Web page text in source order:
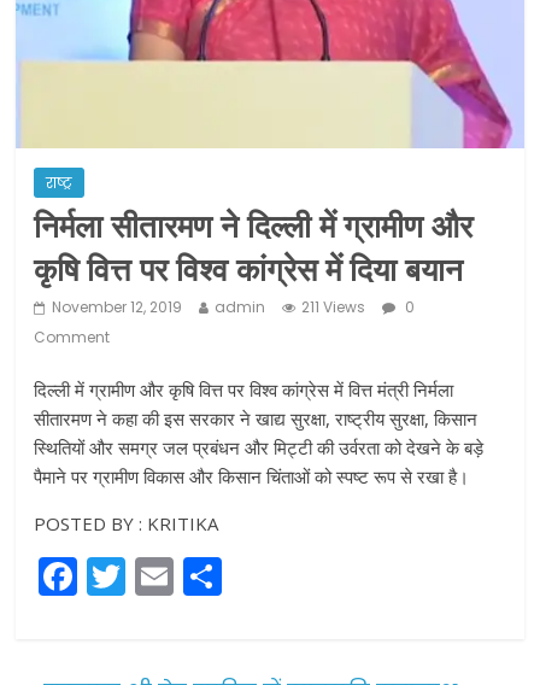
राष्ट्र
निर्मला सीतारमण ने दिल्ली में ग्रामीण और
कृषि वित्त पर विश्व कांग्रेस में दिया बयान
November 12, 2019 admin 211 Views
0
Comment
दिल्ली में ग्रामीण और कृषि वित्त पर विश्व कांग्रेस में वित्त मंत्री निर्मला
सीतारमण ने कहा की इस सरकार ने खाद्य सुरक्षा, राष्ट्रीय सुरक्षा, किसान
स्थितियों और समग्र जल प्रबंधन और मिट्टी की उर्वरता को देखने के बड़े
पैमाने पर ग्रामीण विकास और किसान चिंताओं को स्पष्ट रूप से रखा है।
POSTED BY : KRITIKA
F
a
T
w
E
m